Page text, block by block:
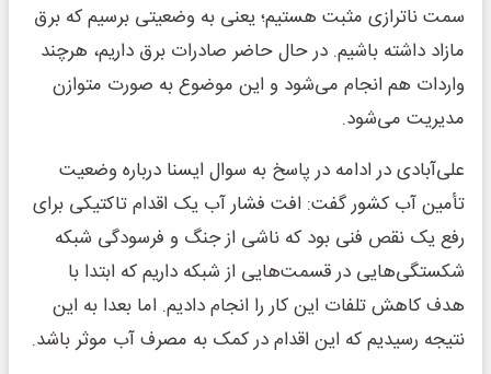
سمت ناترازی مثبت هستیم؛ یعنی به وضعیتی برسیم که برق
مازاد داشته باشیم. در حال حاضر صادرات برق داریم، هرچند
واردات هم انجام می‌شود و این موضوع به صورت متوازن
مدیریت می‌شود.
علی‌آبادی در ادامه در پاسخ به سوال ایسنا درباره وضعیت
تأمین آب کشور گفت: افت فشار آب یک اقدام تاکتیکی برای
رفع یک نقص فنی بود که ناشی از جنگ و فرسودگی شبکه
شکستگی‌هایی در قسمت‌هایی از شبکه داریم که ابتدا با
هدف کاهش تلفات این کار را انجام دادیم. اما بعدا به این
نتیجه رسیدیم که این اقدام در کمک به مصرف آب موثر باشد.